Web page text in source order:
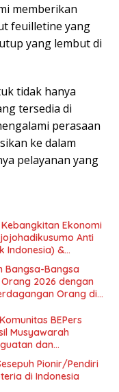
memberikan
feuilletine yang
yang lembut di
tidak hanya
tersedia di
perasaan
ke dalam
pelayanan yang
Ekonomi
Anti
Indonesia) &
Perekonomian
Menata Bangsa
Bangsa-Bangsa
2026 dengan
Orang di
BEPers
Musyawarah
dan
Riset di seluruh
Pionir/Pendiri
di Indonesia